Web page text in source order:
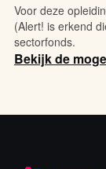
Voor deze
(Alert! is erkend
sectorfonds.
Bekijk de